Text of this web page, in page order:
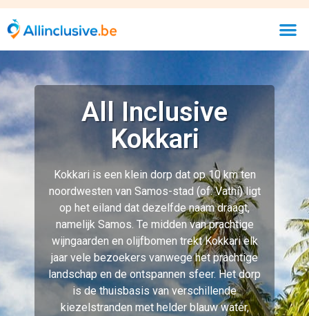
All Inclusive
Kokkari
Kokkari is een klein dorp dat op 10 km ten
noordwesten van Samos-stad (of: Vathí) ligt
op het eiland dat dezelfde naam draagt,
namelijk Samos. Te midden van prachtige
wijngaarden en olijfbomen trekt Kokkari elk
jaar vele bezoekers vanwege het prachtige
landschap en de ontspannen sfeer. Het dorp
is de thuisbasis van verschillende
kiezelstranden met helder blauw water,